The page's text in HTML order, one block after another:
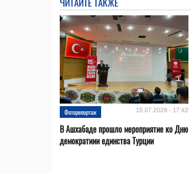
Фоторепортаж 15.07.2026 - 17:42
В Ашхабаде прошло мероприятие ко Дню
демократиии единства Турции